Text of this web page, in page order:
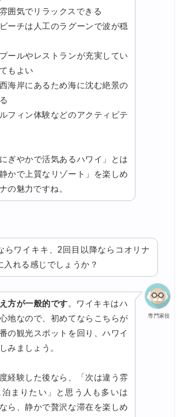
囲気でリラックスできる
ーチは人工のラグーンで波が穏
ールやレストランが充実してい
もよい
海岸にあるため海に沈む絶景の
フィン体験などのアクティビテ
ぎやかで活気あるハワイ」とは
かで上質なリゾート」を楽しめ
の魅力ですね。
らワイキキ、2回目以降ならコオリナ
入れる感じでしょうか？
専門家役
方が一般的です。ワイキキはハ
地なので、初めてならこちらが
の観光スポットを回り、ハワイ
みましょう。
経験した後なら、「次は違う雰
泊まりたい」と思う人も多いは
ら、静かで贅沢な滞在を楽しめ